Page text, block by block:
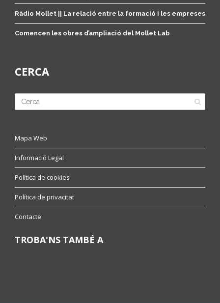
Ràdio Mollet || La relació entre la formació i les empreses
Comencen les obres d’ampliació del Mollet Lab
CERCA
Mapa Web
Informació Legal
Política de cookies
Política de privacitat
Contacte
TROBA'NS TAMBÉ A